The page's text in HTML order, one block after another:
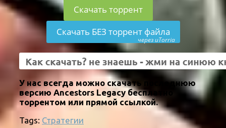
Скачать торрент
Скачать БЕЗ торрент файла
через uTorria
У нас всегда можно скачать последнюю
версию Ancestors Legacy бесплатно
торрентом или прямой ссылкой.
Tags: Стратегии